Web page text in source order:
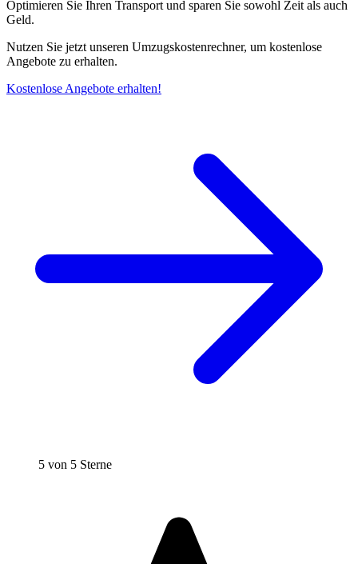
Optimieren Sie Ihren Transport und sparen Sie sowohl Zeit als auch
Geld.
Nutzen Sie jetzt unseren Umzugskostenrechner, um kostenlose
Angebote zu erhalten.
Kostenlose Angebote erhalten!
5 von 5 Sterne